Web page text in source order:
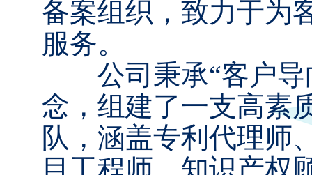
备案组织，致力于为
服务。
公司秉承“客户导
念，组建了一支高素
队，涵盖专利代理师